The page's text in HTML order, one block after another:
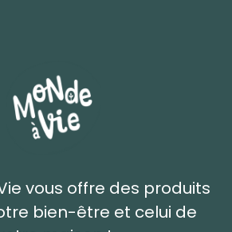
vous offre des produits
bien-être et celui de